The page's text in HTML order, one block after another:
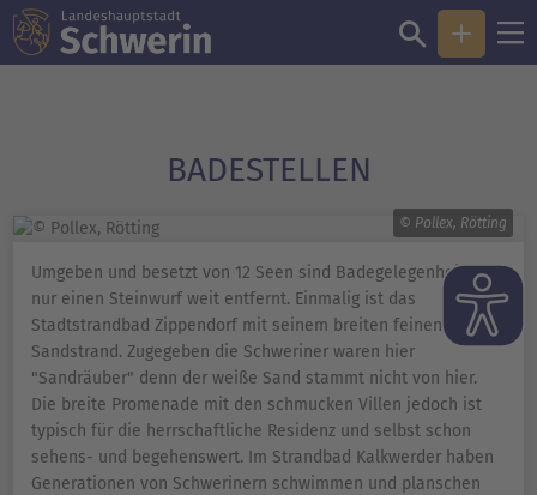
BADESTELLEN
© Pollex, Rötting
Umgeben und besetzt von 12 Seen sind Badegelegenheiten
nur einen Steinwurf weit entfernt. Einmalig ist das
Stadtstrandbad Zippendorf mit seinem breiten feinen
Sandstrand. Zugegeben die Schweriner waren hier
"Sandräuber" denn der weiße Sand stammt nicht von hier.
Die breite Promenade mit den schmucken Villen jedoch ist
typisch für die herrschaftliche Residenz und selbst schon
sehens- und begehenswert. Im Strandbad Kalkwerder haben
Generationen von Schwerinern schwimmen und planschen